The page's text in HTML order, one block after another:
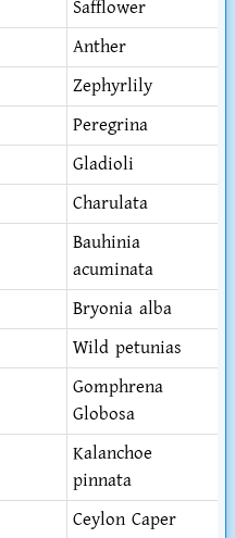
Safflower
Anther
Zephyrlily
Peregrina
Gladioli
Charulata
Bauhinia
acuminata
Bryonia alba
Wild petunias
Gomphrena
Globosa
Kalanchoe
pinnata
Ceylon Caper